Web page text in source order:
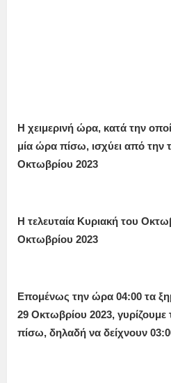
Η χειμερινή ώρα, κατά την
μία ώρα πίσω, ισχύει από την
Οκτωβρίου 2023
Η τελευταία Κυριακή του
Οκτωβρίου 2023
Επομένως την ώρα 04:00 τα
29 Οκτωβρίου 2023,
πίσω, δηλαδή να δείχνουν